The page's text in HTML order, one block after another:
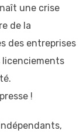
une crise
de la
des entreprises
licenciements
!